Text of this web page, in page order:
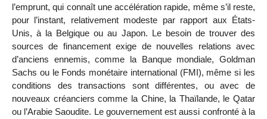
l’emprunt, qui connaît une accélération rapide, même s’il reste,
pour l’instant, relativement modeste par rapport aux États-
Unis, à la Belgique ou au Japon. Le besoin de trouver des
sources de financement exige de nouvelles relations avec
d’anciens ennemis, comme la Banque mondiale, Goldman
Sachs ou le Fonds monétaire international (FMI), même si les
conditions des transactions sont différentes, ou avec de
nouveaux créanciers comme la Chine, la Thaïlande, le Qatar
ou l’Arabie Saoudite. Le gouvernement est aussi confronté à la